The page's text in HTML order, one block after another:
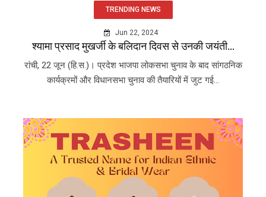
TRENDING NEWS
Jun 22, 2024
श्यामा प्रसाद मुखर्जी के बलिदान दिवस से उनकी जयंती...
रांची, 22 जून (हि.स.)। प्रदेश भाजपा लोकसभा चुनाव के बाद सांगठनिक
कार्यक्रमों और विधानसभा चुनाव की तैयारियों में जुट गई...